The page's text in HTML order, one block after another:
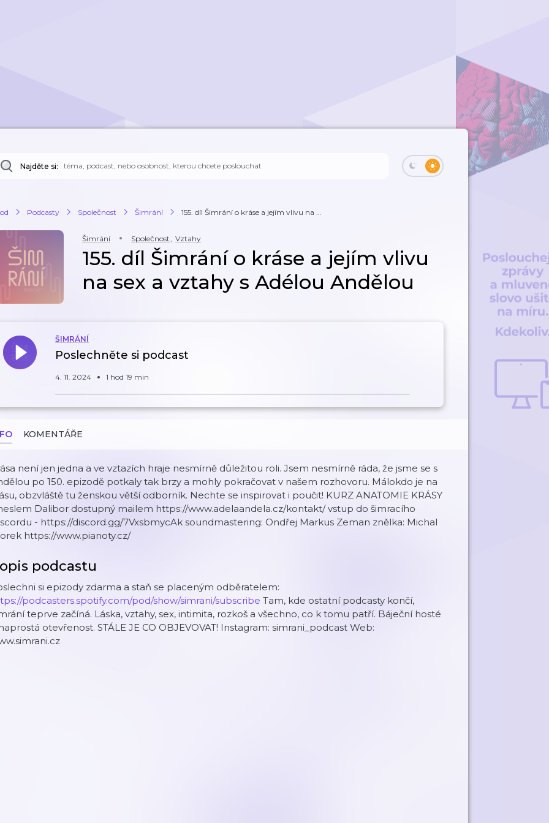
Najděte si:
Podcasty Společnost Šimrání 155. díl Šimrání o kráse a jejím vlivu na ...
Šimrání Společnost, Vztahy
155. díl Šimrání o kráse a jejím vlivu
na sex a vztahy s Adélou Andělou
ŠIMRÁNÍ
Poslechněte si podcast
4. 11. 2024 1 hod 19 min
KOMENTÁŘE
není jen jedna a ve vztazích hraje nesmírně důležitou roli. Jsem nesmírně ráda, že jsme se s
po 150. epizodě potkaly tak brzy a mohly pokračovat v našem rozhovoru. Málokdo je na
obzvláště tu ženskou větší odborník. Nechte se inspirovat i poučit! KURZ ANATOMIE KRÁSY
Dalibor dostupný mailem https://www.adelaandela.cz/kontakt/ vstup do šimracího
- ⁠⁠⁠⁠⁠⁠⁠⁠⁠⁠⁠⁠⁠⁠⁠⁠⁠⁠⁠⁠https://discord.gg/7VxsbmycAk⁠⁠⁠⁠⁠⁠⁠⁠⁠⁠⁠⁠⁠⁠⁠⁠⁠⁠ soundmastering: Ondřej Markus Zeman znělka: Michal
https://www.pianoty.cz/
podcastu
si epizody zdarma a staň se placeným odběratelem:
podcasters.spotify.com/pod/show/simrani/subscribe Tam, kde ostatní podcasty končí,
teprve začíná. Láska, vztahy, sex, intimita, rozkoš a všechno, co k tomu patří. Báječní hosté
otevřenost. STÁLE JE CO OBJEVOVAT! Instagram: simrani_podcast Web: